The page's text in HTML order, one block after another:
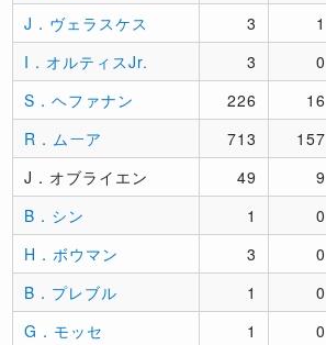
J．ヴェラスケス
3 1
I．オルティスJr.
3 0
S．ヘファナン
226 16
R．ムーア
713 157
J．オブライエン
49 9
B．シン
1 0
H．ボウマン
3 0
B．プレブル
1 0
G．モッセ
1 0